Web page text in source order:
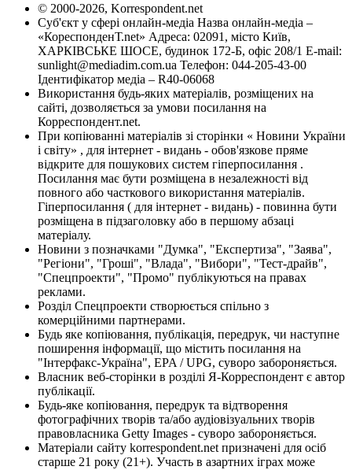
© 2000-2026, Korrespondent.net
Суб'єкт у сфері онлайн-медіа Назва онлайн-медіа –
«КореспонденТ.net» Адреса: 02091, місто Київ,
ХАРКІВСЬКЕ ШОСЕ, будинок 172-Б, офіс 208/1 E-mail:
sunlight@mediadim.com.ua Телефон: 044-205-43-00
Ідентифікатор медіа – R40-06068
Використання будь-яких матеріалів, розміщених на
сайті, дозволяється за умови посилання на
Корреспондент.net.
При копіюванні матеріалів зі сторінки « Новини України
і світу» , для інтернет - видань - обов'язкове пряме
відкрите для пошукових систем гіперпосилання .
Посилання має бути розміщена в незалежності від
повного або часткового використання матеріалів.
Гіперпосилання ( для інтернет - видань) - повинна бути
розміщена в підзаголовку або в першому абзаці
матеріалу.
Новини з позначками "Думка", "Експертиза", "Заява",
"Регіони", "Гроші", "Влада", "Вибори", "Тест-драйв",
"Спецпроекти", "Промо" публікуються на правах
реклами.
Розділ Спецпроекти створюється спільно з
комерційними партнерами.
Будь яке копіювання, публікація, передрук, чи наступне
поширення інформації, що містить посилання на
"Інтерфакс-Україна", EPA / UPG, суворо забороняється.
Власник веб-сторінки в розділі Я-Корреспондент є автор
публікації.
Будь-яке копіювання, передрук та відтворення
фотографічних творів та/або аудіовізуальних творів
правовласника Getty Images - суворо забороняється.
Матеріали сайту korrespondent.net призначені для осіб
старше 21 року (21+). Участь в азартних іграх може